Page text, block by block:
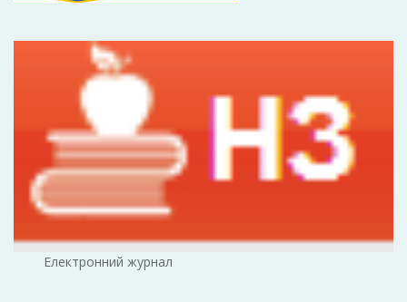
Електронний журнал